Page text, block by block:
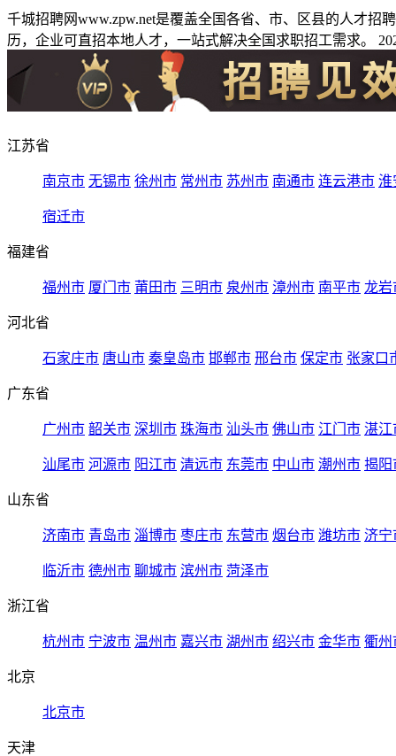
千城招聘网www.zpw.net是覆盖全国各省、市、区县的人才
历，企业可直招本地人才，一站式解决全国求职招工需求。
江苏省
南京市 无锡市 徐州市 常州市 苏州市 南通市 连云港市 淮
宿迁市
福建省
福州市 厦门市 莆田市 三明市 泉州市 漳州市 南平市 龙岩
河北省
石家庄市 唐山市 秦皇岛市 邯郸市 邢台市 保定市 张家口
广东省
广州市 韶关市 深圳市 珠海市 汕头市 佛山市 江门市 湛江
汕尾市 河源市 阳江市 清远市 东莞市 中山市 潮州市 揭阳
山东省
济南市 青岛市 淄博市 枣庄市 东营市 烟台市 潍坊市 济宁
临沂市 德州市 聊城市 滨州市 菏泽市
浙江省
杭州市 宁波市 温州市 嘉兴市 湖州市 绍兴市 金华市 衢州
北京
北京市
天津